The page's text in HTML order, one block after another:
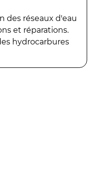
des réseaux d'eau
et réparations.
hydrocarbures